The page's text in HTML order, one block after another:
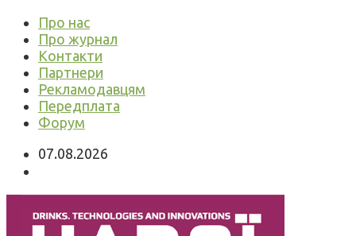
Про нас
Про журнал
Контакти
Партнери
Рекламодавцям
Передплата
Форум
07.08.2026